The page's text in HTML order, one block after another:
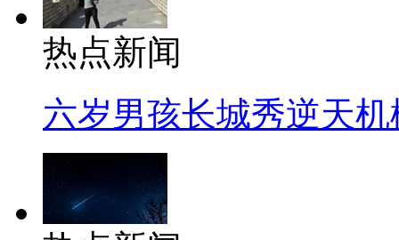
热点新闻
六岁男孩长城秀逆天机